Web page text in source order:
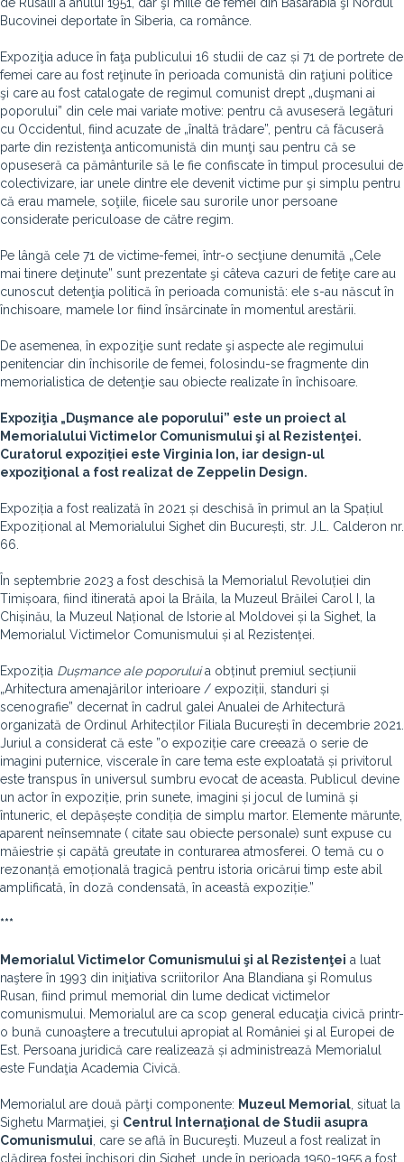
Bucovinei deportate în Siberia, ca românce.
Expoziţia aduce în faţa publicului 16 studii de caz și 71 de portrete de
femei care au fost reţinute în perioada comunistă din raţiuni politice
şi care au fost catalogate de regimul comunist drept „duşmani ai
poporului” din cele mai variate motive: pentru că avuseseră legături
cu Occidentul, fiind acuzate de „înaltă trădare”, pentru că făcuseră
parte din rezistenţa anticomunistă din munţi sau pentru că se
opuseseră ca pământurile să le fie confiscate în timpul procesului de
colectivizare, iar unele dintre ele devenit victime pur şi simplu pentru
că erau mamele, soţiile, fiicele sau surorile unor persoane
considerate periculoase de către regim.
Pe lângă cele 71 de victime-femei, într-o secţiune denumită „Cele
mai tinere deţinute” sunt prezentate şi câteva cazuri de fetiţe care au
cunoscut detenţia politică în perioada comunistă: ele s-au născut în
închisoare, mamele lor fiind însărcinate în momentul arestării.
De asemenea, în expoziţie sunt redate şi aspecte ale regimului
penitenciar din închisorile de femei, folosindu-se fragmente din
memorialistica de detenţie sau obiecte realizate în închisoare.
Expoziţia „Duşmance ale poporului” este un proiect al
Memorialului Victimelor Comunismului şi al Rezistenţei.
Curatorul expoziției este Virginia Ion, iar design-ul
expoziţional a fost realizat de Zeppelin Design.
Expoziția a fost realizată în 2021 și deschisă în primul an la Spațiul
Expozițional al Memorialului Sighet din București, str. J.L. Calderon nr.
66.
În septembrie 2023 a fost deschisă la Memorialul Revoluției din
Timișoara, fiind itinerată apoi la Brăila, la Muzeul Brăilei Carol I, la
Chișinău, la Muzeul Național de Istorie al Moldovei și la Sighet, la
Memorialul Victimelor Comunismului și al Rezistenței.
Expoziția Dușmance ale poporuluia obținut premiul secțiunii
„Arhitectura amenajărilor interioare / expoziții, standuri și
scenografie” decernat în cadrul galei Anualei de Arhitectură
organizată de Ordinul Arhitecților Filiala București în decembrie 2021.
Juriul a considerat că este ”o expoziție care creează o serie de
imagini puternice, viscerale în care tema este exploatată și privitorul
este transpus în universul sumbru evocat de aceasta. Publicul devine
un actor în expoziție, prin sunete, imagini și jocul de lumină și
întuneric, el depășește condiția de simplu martor. Elemente mărunte,
aparent neînsemnate ( citate sau obiecte personale) sunt expuse cu
măiestrie și capătă greutate in conturarea atmosferei. O temă cu o
rezonanță emoțională tragică pentru istoria oricărui timp este abil
amplificată, în doză condensată, în această expoziție.”
***
Memorialul Victimelor Comunismului şi al Rezistenţei a luat
naştere în 1993 din iniţiativa scriitorilor Ana Blandiana şi Romulus
Rusan, fiind primul memorial din lume dedicat victimelor
comunismului. Memorialul are ca scop general educaţia civică printr-
o bună cunoaştere a trecutului apropiat al României şi al Europei de
Est. Persoana juridică care realizează și administrează Memorialul
este Fundaţia Academia Civică.
Memorialul are două părţi componente: Muzeul Memorial , situat la
Sighetu Marmaţiei, şi Centrul Internaţional de Studii asupra
Comunismului , care se află în Bucureşti. Muzeul a fost realizat în
clădirea fostei închisori din Sighet, unde în perioada 1950-1955 a fost